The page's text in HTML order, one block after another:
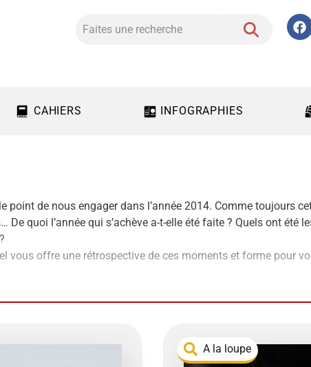
CAHIERS INFOGRAPHIES
point de nous engager dans l’année 2014. Comme toujours
De quoi l’année qui s’achève a-t-elle été faite ? Quels ont été
vous offre une rétrospective de ces moments et forme pour
de justice…
A la loupe